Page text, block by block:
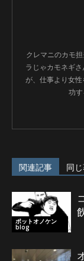
クレマニのカモ
ラじゃカモネギ
が、仕事より女
功
関連記事 同
ポットオノケン
blog